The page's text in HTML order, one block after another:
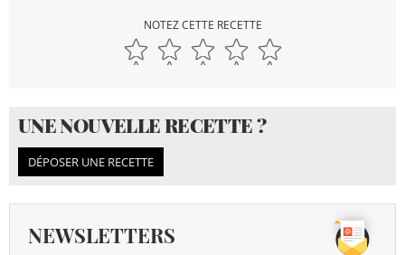
NOTEZ CETTE RECETTE
UNE NOUVELLE RECETTE ?
DÉPOSER UNE RECETTE
NEWSLETTERS